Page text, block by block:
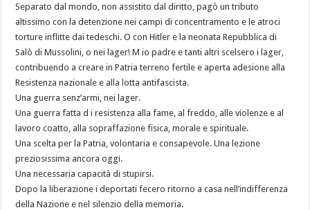
Separato dal mondo, non assistito dal diritto, pagò un tributo
altissimo con la detenzione nei campi di concentramento e le atroci
torture inflitte dai tedeschi. O con Hitler e la neonata Repubblica di
Salò di Mussolini, o nei lager! M io padre e tanti altri scelsero i lager,
contribuendo a creare in Patria terreno fertile e aperta adesione alla
Resistenza nazionale e alla lotta antifascista.
Una guerra senz’armi, nei lager.
Una guerra fatta d i resistenza alla fame, al freddo, alle violenze e al
lavoro coatto, alla sopraffazione fisica, morale e spirituale.
Una scelta per la Patria, volontaria e consapevole. Una lezione
preziosissima ancora oggi.
Una necessaria capacità di stupirsi.
Dopo la liberazione i deportati fecero ritorno a casa nell’indifferenza
della Nazione e nel silenzio della memoria.